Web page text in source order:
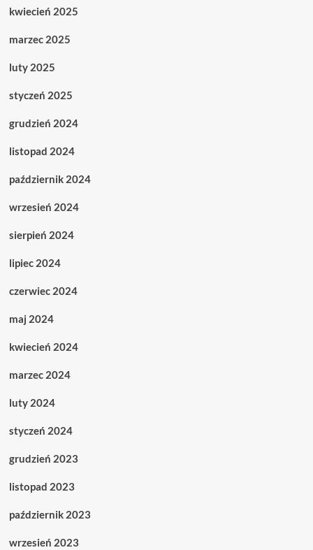
kwiecień 2025
marzec 2025
luty 2025
styczeń 2025
grudzień 2024
listopad 2024
październik 2024
wrzesień 2024
sierpień 2024
lipiec 2024
czerwiec 2024
maj 2024
kwiecień 2024
marzec 2024
luty 2024
styczeń 2024
grudzień 2023
listopad 2023
październik 2023
wrzesień 2023